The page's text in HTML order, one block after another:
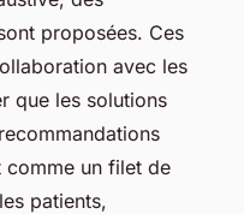
proposées. Ces
avec les
que les solutions
comme un filet de
patients,